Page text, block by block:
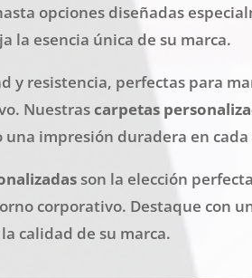
opciones diseñadas
la esencia única de su marca.
y resistencia, perfectas para
Nuestrascarpetas
impresión duradera en
son la elección
corporativo. Destaque con
calidad de su marca.